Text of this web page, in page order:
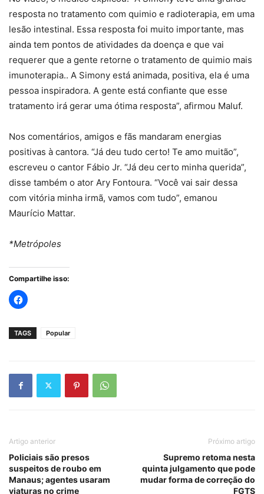
resposta no tratamento com quimio e radioterapia, em uma
lesão intestinal. Essa resposta foi muito importante, mas
ainda tem pontos de atividades da doença e que vai
requerer que a gente retorne o tratamento de quimio mais
imunoterapia.. A Simony está animada, positiva, ela é uma
pessoa inspiradora. A gente está confiante que esse
tratamento irá gerar uma ótima resposta”, afirmou Maluf.
Nos comentários, amigos e fãs mandaram energias
positivas à cantora. “Já deu tudo certo! Te amo muitão”,
escreveu o cantor Fábio Jr. “Já deu certo minha querida”,
disse também o ator Ary Fontoura. “Você vai sair dessa
com vitória minha irmã, vamos com tudo”, emanou
Maurício Mattar.
*Metrópoles
Compartilhe isso:
TAGS Popular
Artigo anterior
Policiais são presos
suspeitos de roubo em
Manaus; agentes usaram
viaturas no crime
Próximo artigo
Supremo retoma nesta
quinta julgamento que pode
mudar forma de correção do
FGTS